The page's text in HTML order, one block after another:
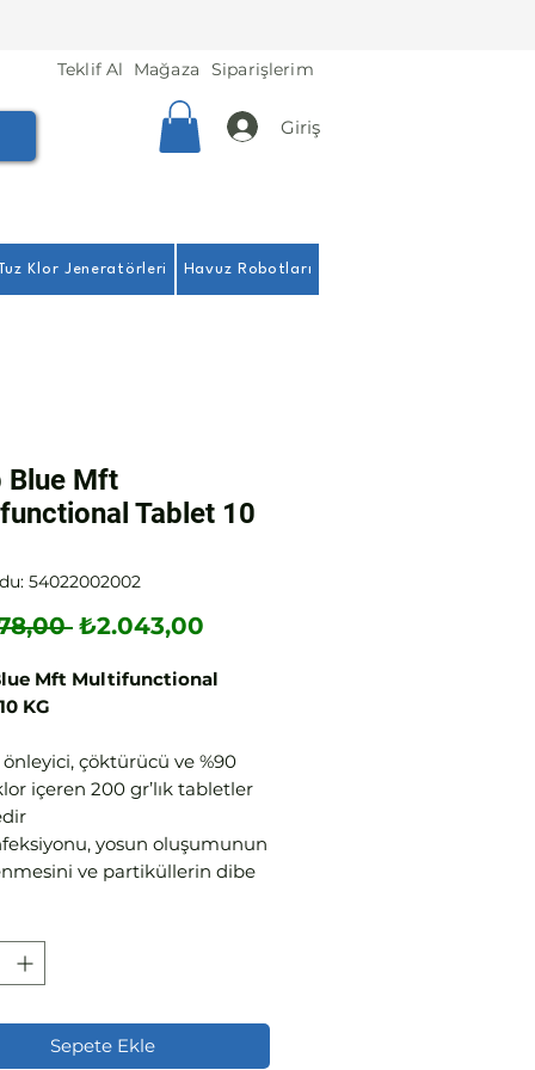
Teklif Al Mağaza Siparişlerim
Giriş
Klor Jeneratörleri Havuz Robotları
Blue Mft
Tablet 10
54022002002
Normal
₺2.043,00
Mft Multifunctional
KG
önleyici, çöktürücü ve %90
içeren 200 gr’lık tabletler
yosun oluşumunun
ve partiküllerin dibe
kimyasalı olarak da
Sepete Ekle